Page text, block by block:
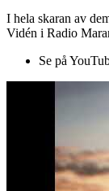
I hela skaran av
Vidén i Radio
Se på